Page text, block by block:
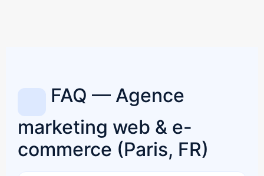
FAQ — Agence
marketing web & e-
commerce (Paris, FR)